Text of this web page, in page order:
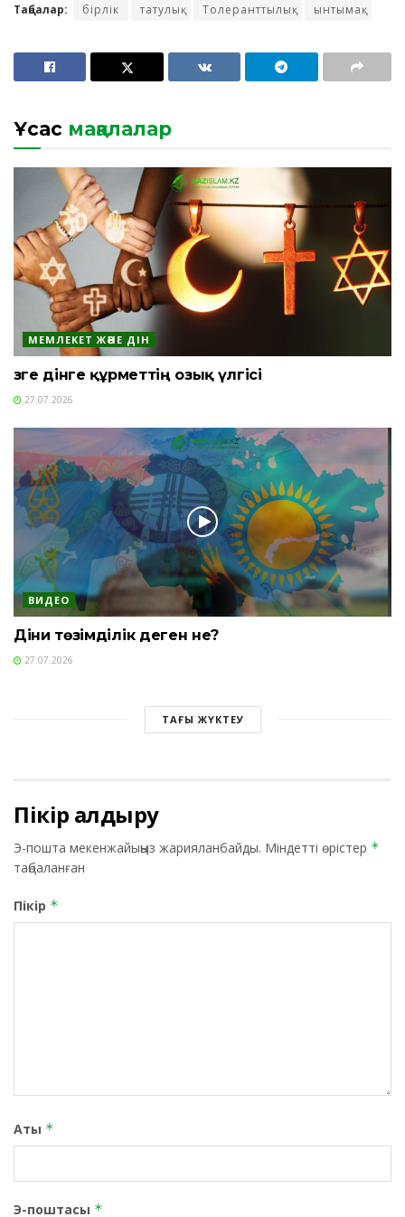
Таңбалар: бірлік татулық Толеранттылық ынтымақ
Ұқсас мақалалар
МЕМЛЕКЕТ ЖӘНЕ ДІН
Өзге дінге құрметтің озық үлгісі
27.07.2026
ВИДЕО
Діни төзімділік деген не?
27.07.2026
ТАҒЫ ЖҮКТЕУ
Пікір қалдыру
Э-пошта мекенжайыңыз жарияланбайды. Міндетті өрістер *
таңбаланған
Пікір *
Аты *
Э-поштасы *